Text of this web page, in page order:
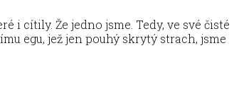
i cítily. Že jedno jsme. Tedy, ve své čisté
egu, jež jen pouhý skrytý strach, jsme